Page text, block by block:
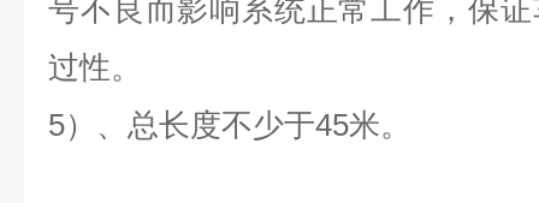
号不良而影响系统正常工作，保
过性。
5）、总长度不少于45米。